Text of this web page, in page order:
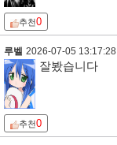
추천0
루벨 2026-07-05 13:17:28
잘봤습니다
추천0